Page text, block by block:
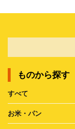
ものから探す
すべて
お米・パン